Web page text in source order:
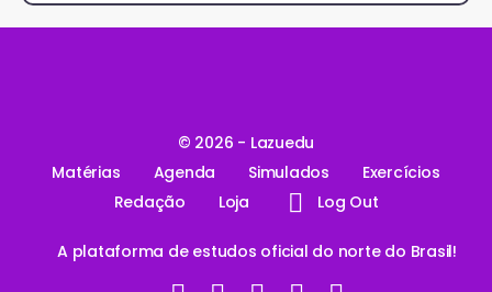
© 2026 - Lazuedu
Matérias
Agenda Simulados
Exercícios
Redação
Loja Log Out
A plataforma de estudos oficial do norte do Brasil!